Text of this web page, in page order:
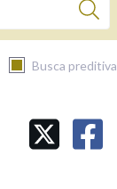
Busca preditiva